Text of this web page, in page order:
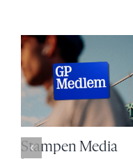
Stampen Media